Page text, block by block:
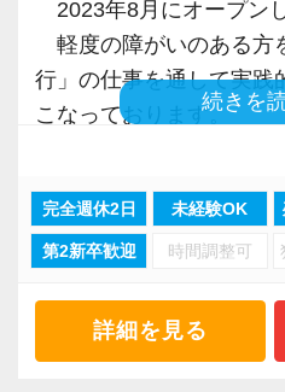
【未経験でも安心！】
弊社では数年前から未経
あれば聞きやすい職場を
当面は事務作業から行
に対応するのかなどを体
入社される方の成長に合
2023年8月にオープン
軽度の障がいのある方
行」の仕事を通して実践
こなっております。
他にもさまざまな会計事
の仕事を受注しておりま
◆今回の募集について
職業指導（生活支援）
続きを
完全週休2日 未経験OK
第2新卒歓迎 時間調整可
詳細を見る